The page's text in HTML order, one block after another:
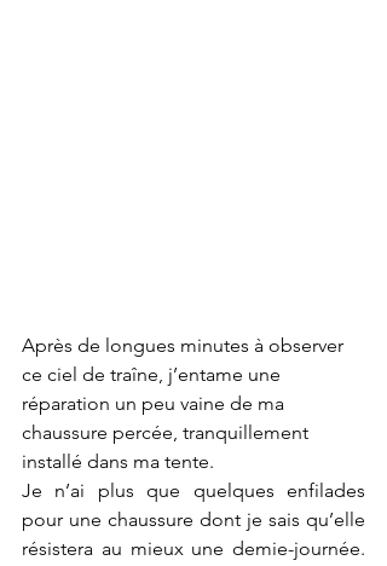
Après de longues minutes à observer
ce ciel de traîne, j’entame une
réparation un peu vaine de ma
chaussure percée, tranquillement
installé dans ma tente.
Je n’ai plus que quelques enfilades
pour une chaussure dont je sais qu’elle
résistera au mieux une demie-journée.